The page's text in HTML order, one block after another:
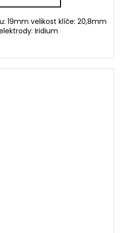
19mm velikost klíče: 20,8mm
Iridium